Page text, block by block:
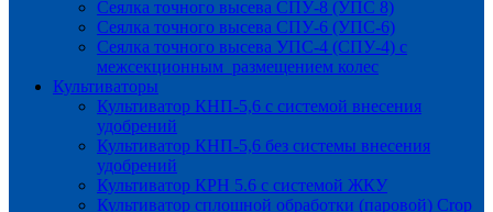
Сеялка точного высева СПУ-8 (УПС 8)
Сеялка точного высева СПУ-6 (УПС-6)
Сеялка точного высева УПС-4 (СПУ-4) с
межсекционным размещением колес
Культиваторы
Культиватор КНП-5,6 с системой внесения
удобрений
Культиватор КНП-5,6 без системы внесения
удобрений
Культиватор КРН 5.6 с системой ЖКУ
Культиватор сплошной обработки (паровой) Crop